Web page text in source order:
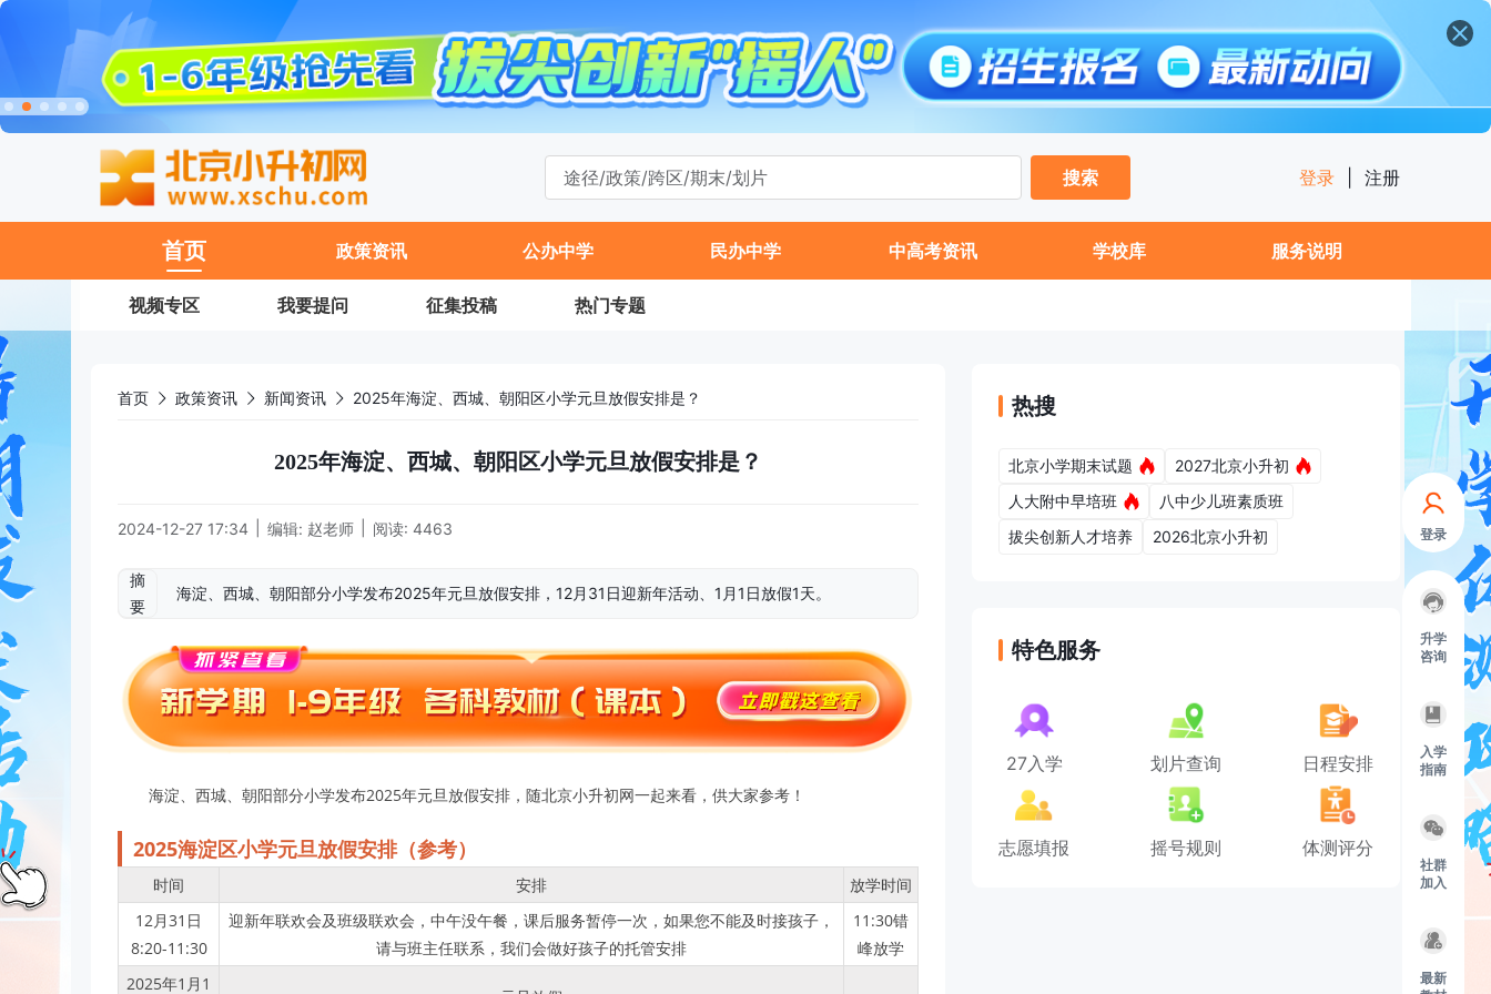
登录
升学
咨询
入学
指南
社群
加入
最新
搜索
登录 注册
首页 政策资讯 公办中学 民办中学 中高考资讯 学校库 服务说明
视频专区 我要提问 征集投稿 热门专题
首页 政策资讯 新闻资讯 2025年海淀、西城、朝阳区小学元旦放假安排是？
2025年海淀、西城、朝阳区小学元旦放假安排是？
2024-12-27 17:34 编辑: 赵老师 阅读: 4463
摘
要
海淀、西城、朝阳部分小学发布2025年元旦放假安排，12月31日迎新年活动、1月1日放假1天。
海淀、西城、朝阳部分小学发布2025年元旦放假安排，随北京小升初网一起来看，供大家参考！
2025海淀区小学元旦放假安排（参考）
时间 安排
放学时间
12月31日
8:20-11:30
迎新年联欢会及班级联欢会，中午没午餐，课后服务暂停一次，如果您不能及时接孩子，
请与班主任联系，我们会做好孩子的托管安排
11:30错
峰放学
2025年1月1
热搜
北京小学期末试题
2027北京小升初
人大附中早培班
八中少儿班素质班
拔尖创新人才培养
2026北京小升初
特色服务
27入学 划片查询 日程安排
志愿填报 摇号规则 体测评分